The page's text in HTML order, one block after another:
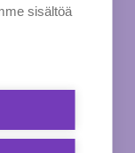
sisältöä